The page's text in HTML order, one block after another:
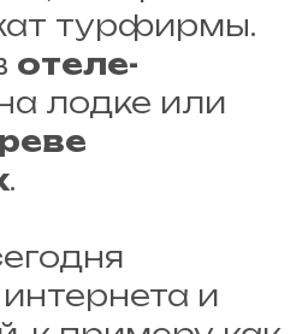
турфирмы.
отеле-
лодке или
.
и